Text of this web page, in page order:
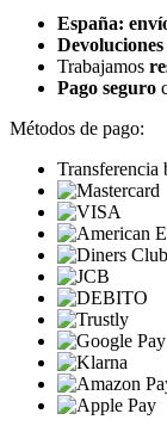
España:
Trabajamos
Pago seguro
Métodos de pago:
Transferencia